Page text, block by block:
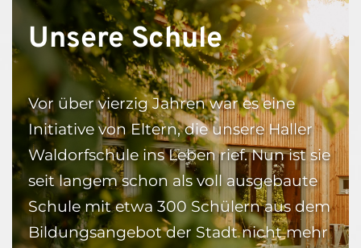
Unsere Schule
Vor über vierzig Jahren war es eine
Initiative von Eltern, die unsere Haller
Waldorfschule ins Leben rief. Nun ist sie
seit langem schon als voll ausgebaute
Schule mit etwa 300 Schülern aus dem
Bildungsangebot der Stadt nicht mehr